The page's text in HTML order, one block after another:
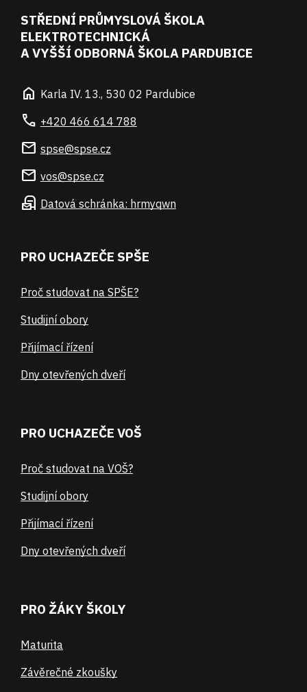
STŘEDNÍ PRŮMYSLOVÁ ŠKOLA
ELEKTROTECHNICKÁ
A VYŠŠÍ ODBORNÁ ŠKOLA PARDUBICE
home Karla IV. 13., 530 02 Pardubice
call +420 466 614 788
mail spse@spse.cz
mail vos@spse.cz
local_post_office Datová schránka: hrmyqwn
PRO UCHAZEČE SPŠE
Proč studovat na SPŠE?
Studijní obory
Přijímací řízení
Dny otevřených dveří
PRO UCHAZEČE VOŠ
Proč studovat na VOŠ?
Studijní obory
Přijímací řízení
Dny otevřených dveří
PRO ŽÁKY ŠKOLY
Maturita
Závěrečné zkoušky